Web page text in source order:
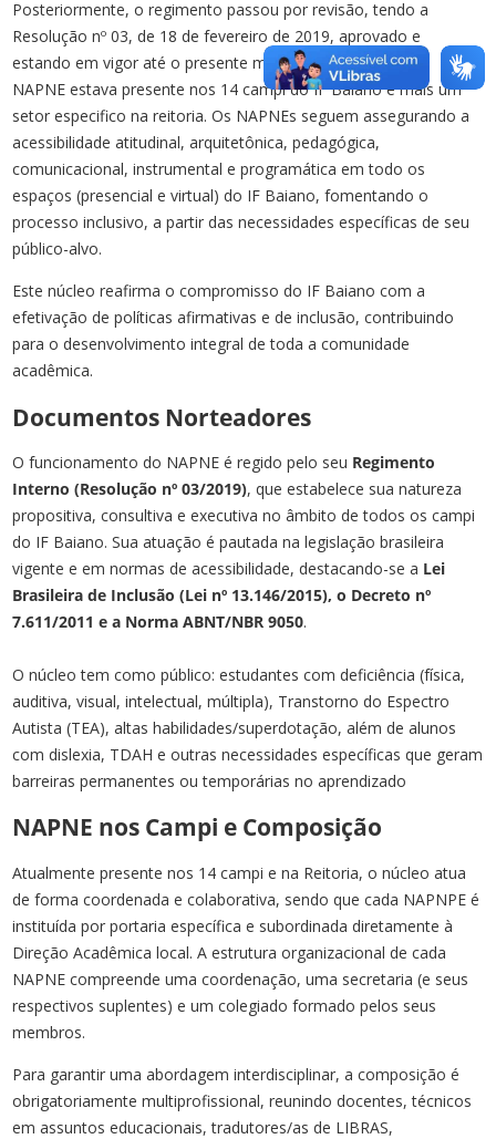
Posteriormente, o regimento passou por revisão, tendo a
Resolução nº 03, de 18 de fevereiro de 2019, aprovado e
estando em vigor até o presente momento. Atualmente o
NAPNE estava presente nos 14 campi do IF Baiano e mais um
setor especifico na reitoria. Os NAPNEs seguem assegurando a
acessibilidade atitudinal, arquitetônica, pedagógica,
comunicacional, instrumental e programática em todo os
espaços (presencial e virtual) do IF Baiano, fomentando o
processo inclusivo, a partir das necessidades específicas de seu
público-alvo.
Este núcleo reafirma o compromisso do IF Baiano com a
efetivação de políticas afirmativas e de inclusão, contribuindo
para o desenvolvimento integral de toda a comunidade
acadêmica.
Documentos Norteadores
O funcionamento do NAPNE é regido pelo seu Regimento
Interno (Resolução nº 03/2019), que estabelece sua natureza
propositiva, consultiva e executiva no âmbito de todos os campi
do IF Baiano. Sua atuação é pautada na legislação brasileira
vigente e em normas de acessibilidade, destacando-se a Lei
Brasileira de Inclusão (Lei nº 13.146/2015), o Decreto nº
7.611/2011 e a Norma ABNT/NBR 9050.
O núcleo tem como público: estudantes com deficiência (física,
auditiva, visual, intelectual, múltipla), Transtorno do Espectro
Autista (TEA), altas habilidades/superdotação, além de alunos
com dislexia, TDAH e outras necessidades específicas que geram
barreiras permanentes ou temporárias no aprendizado
NAPNE nos Campi e Composição
Atualmente presente nos 14 campi e na Reitoria, o núcleo atua
de forma coordenada e colaborativa, sendo que cada NAPNPE é
instituída por portaria específica e subordinada diretamente à
Direção Acadêmica local. A estrutura organizacional de cada
NAPNE compreende uma coordenação, uma secretaria (e seus
respectivos suplentes) e um colegiado formado pelos seus
membros.
Para garantir uma abordagem interdisciplinar, a composição é
obrigatoriamente multiprofissional, reunindo docentes, técnicos
em assuntos educacionais, tradutores/as de LIBRAS,